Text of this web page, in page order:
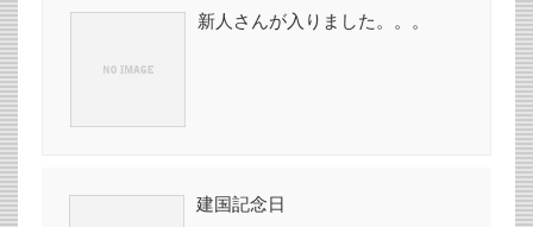
新人さんが入りました。。。
建国記念日